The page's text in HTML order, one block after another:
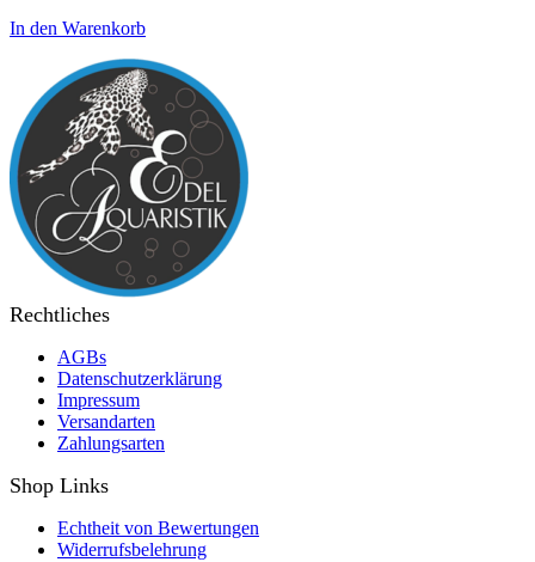
In den Warenkorb
Rechtliches
AGBs
Datenschutzerklärung
Impressum
Versandarten
Zahlungsarten
Shop Links
Echtheit von Bewertungen
Widerrufsbelehrung